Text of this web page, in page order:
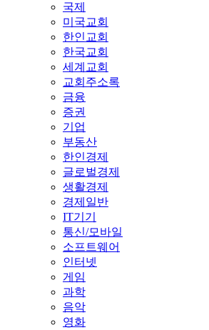
국제
미국교회
한인교회
한국교회
세계교회
교회주소록
금융
증권
기업
부동산
한인경제
글로벌경제
생활경제
경제일반
IT기기
통신/모바일
소프트웨어
인터넷
게임
과학
음악
영화